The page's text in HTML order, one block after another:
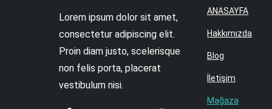
Lorem ipsum dolor sit amet,
consectetur adipiscing elit.
Proin diam justo, scelerisque
non felis porta, placerat
vestibulum nisi.
ANASAYFA
Hakkımızda
Blog
İletişim
Mağaza